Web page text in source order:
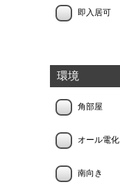
即入居可
環境
角部屋
オール電化
南向き